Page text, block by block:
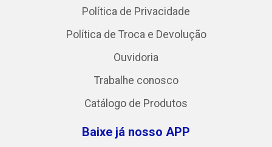
Política de Privacidade
Política de Troca e Devolução
Ouvidoria
Trabalhe conosco
Catálogo de Produtos
Baixe já nosso APP